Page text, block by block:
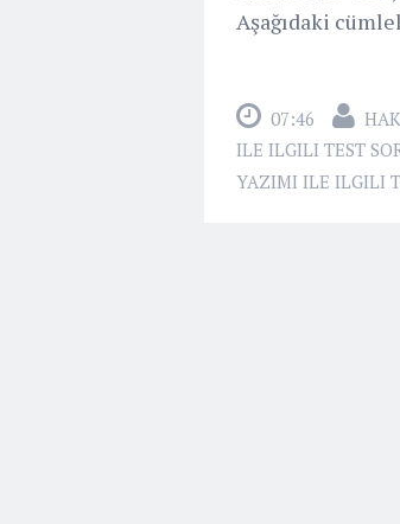
Aşağıdaki
07:46
ILE ILGILI TEST
YAZIMI ILE ILGILI